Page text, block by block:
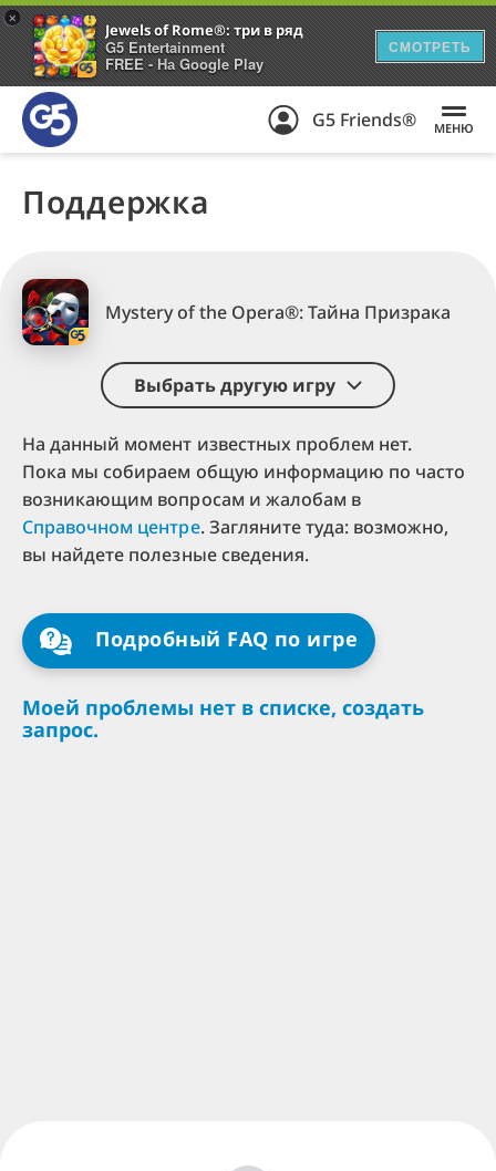
Jewels of Rome®: три в ряд
G5 Entertainment
FREE - На Google Play
СМОТРЕТЬ
+
G5 Friends® МЕНЮ
Поддержка
Mystery of the Opera®: Тайна Призрака
Выбрать другую игру
На данный момент известных проблем нет.
Пока мы собираем общую информацию по часто
возникающим вопросам и жалобам в
Справочном центре. Загляните туда: возможно,
вы найдете полезные сведения.
Подробный FAQ по игре
Моей проблемы нет в списке, создать
запрос.